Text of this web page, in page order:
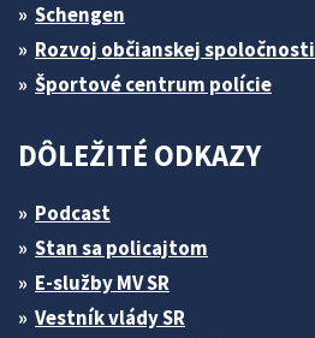
Schengen
Rozvoj občianskej spoločnosti
Športové centrum polície
DÔLEŽITÉ ODKAZY
Podcast
Stan sa policajtom
E-služby MV SR
Vestník vlády SR